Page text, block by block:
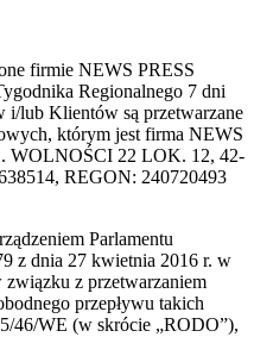
firmie NEWS PRESS
Regionalnego 7 dni
i/lub Klientów są przetwarzane
którym jest firma NEWS
22 LOK. 12, 42-
REGON: 240720493
Parlamentu
z dnia 27 kwietnia 2016 r. w
z przetwarzaniem
przepływu takich
46/WE (w skrócie „RODO”),